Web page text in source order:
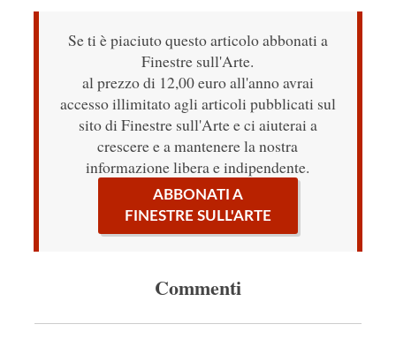
Se ti è piaciuto questo articolo abbonati a
Finestre sull'Arte.
al prezzo di 12,00 euro all'anno avrai
accesso illimitato agli articoli pubblicati sul
sito di Finestre sull'Arte e ci aiuterai a
crescere e a mantenere la nostra
informazione libera e indipendente.
ABBONATI A
FINESTRE SULL'ARTE
Commenti